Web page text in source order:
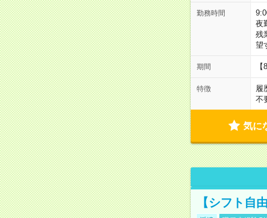
勤務時間
夜
残
望
期間
特徴
履
不
気に
【シフト自